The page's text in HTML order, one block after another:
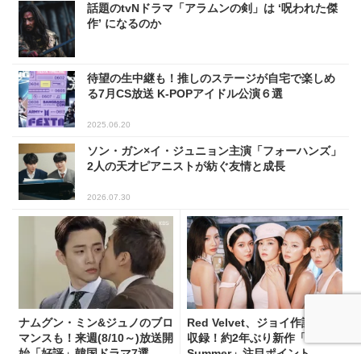
話題のtvNドラマ「アラムンの剣」は ‘呪われた傑
作’ になるのか
待望の生中継も！推しのステージが自宅で楽しめ
る7月CS放送 K-POPアイドル公演６選
2025.06.20
ソン・ガン×イ・ジュニョン主演「フォーハンズ」
2人の天才ピアニストが紡ぐ友情と成長
2026.07.30
ナムグン・ミン&ジュノのブロ
マンスも！来週(8/10～)放送開
Red Velvet、ジョイ作詞曲も
収録！約2年ぶり新作「Velvet